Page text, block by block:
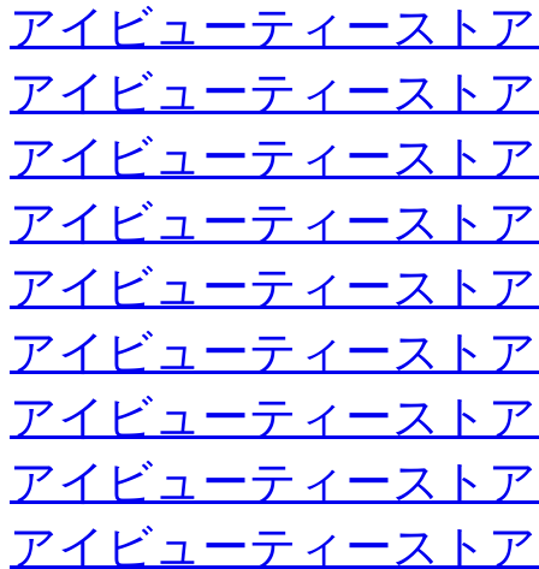
アイビューティースト
アイビューティースト
アイビューティースト
アイビューティースト
アイビューティースト
アイビューティースト
アイビューティースト
アイビューティースト
アイビューティースト